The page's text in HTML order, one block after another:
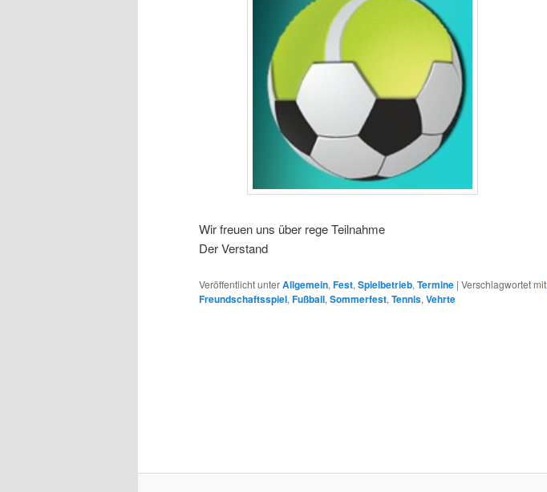
Wir freuen uns über rege Teilnahme
Der Verstand
Veröffentlicht unterAllgemein, Fest, Spielbetrieb, Termine | Verschlagwortet mit
Freundschaftsspiel, Fußball, Sommerfest, Tennis, Vehrte